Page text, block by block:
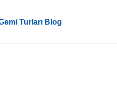
Turları Blog